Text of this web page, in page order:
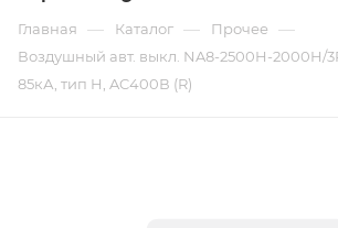
Главная — Каталог — Прочее —
Воздушный авт. выкл. NA8-2500H-2000H/
85кА, тип H, AC400В (R)